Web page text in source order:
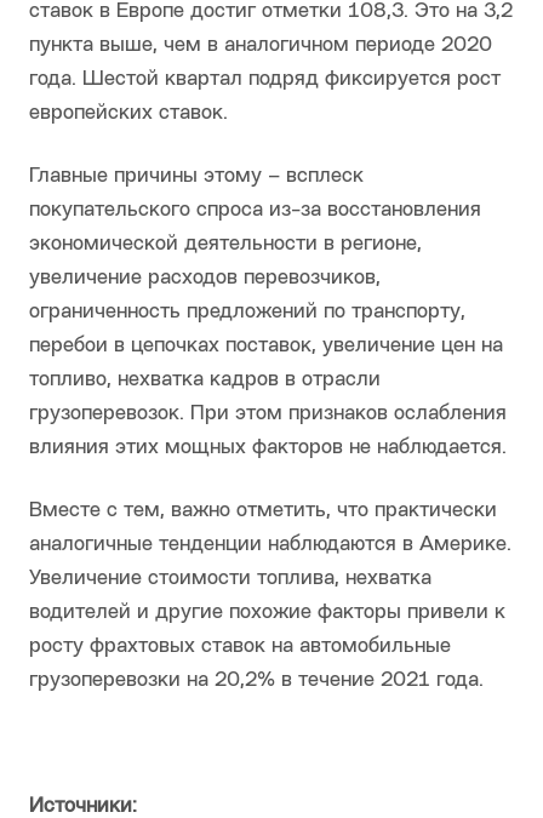
ставок в Европе достиг отметки 108,3. Это на 3,2
пункта выше, чем в аналогичном периоде 2020
года. Шестой квартал подряд фиксируется рост
европейских ставок.
Главные причины этому – всплеск
покупательского спроса из-за восстановления
экономической деятельности в регионе,
увеличение расходов перевозчиков,
ограниченность предложений по транспорту,
перебои в цепочках поставок, увеличение цен на
топливо, нехватка кадров в отрасли
грузоперевозок. При этом признаков ослабления
влияния этих мощных факторов не наблюдается.
Вместе с тем, важно отметить, что практически
аналогичные тенденции наблюдаются в Америке.
Увеличение стоимости топлива, нехватка
водителей и другие похожие факторы привели к
росту фрахтовых ставок на автомобильные
грузоперевозки на 20,2% в течение 2021 года.
Источники: